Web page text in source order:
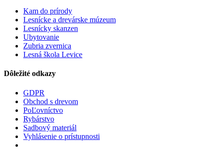
Kam do prírody
Lesnícke a drevárske múzeum
Lesnícky skanzen
Ubytovanie
Zubria zvernica
Lesná škola Levice
Dôležité odkazy
GDPR
Obchod s drevom
PoĽovníctvo
Rybárstvo
Sadbový materiál
Vyhlásenie o prístupnosti